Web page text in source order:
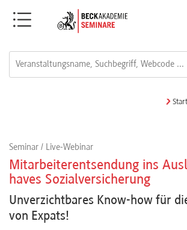
Menü
Webinare
e-
Seminar / Live-Webinar
Mitarbeiterentsendung ins
haves Sozialversicherung
Unverzichtbares Know-how für
von Expats!